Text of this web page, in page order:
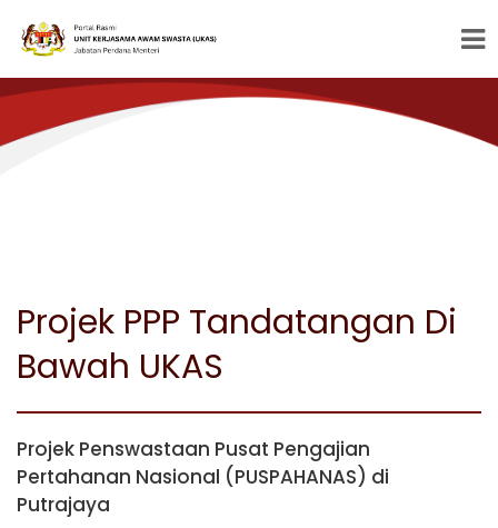
Projek PPP Tandatangan Di
Bawah UKAS
Projek Penswastaan Pusat Pengajian
Pertahanan Nasional (PUSPAHANAS) di
Putrajaya